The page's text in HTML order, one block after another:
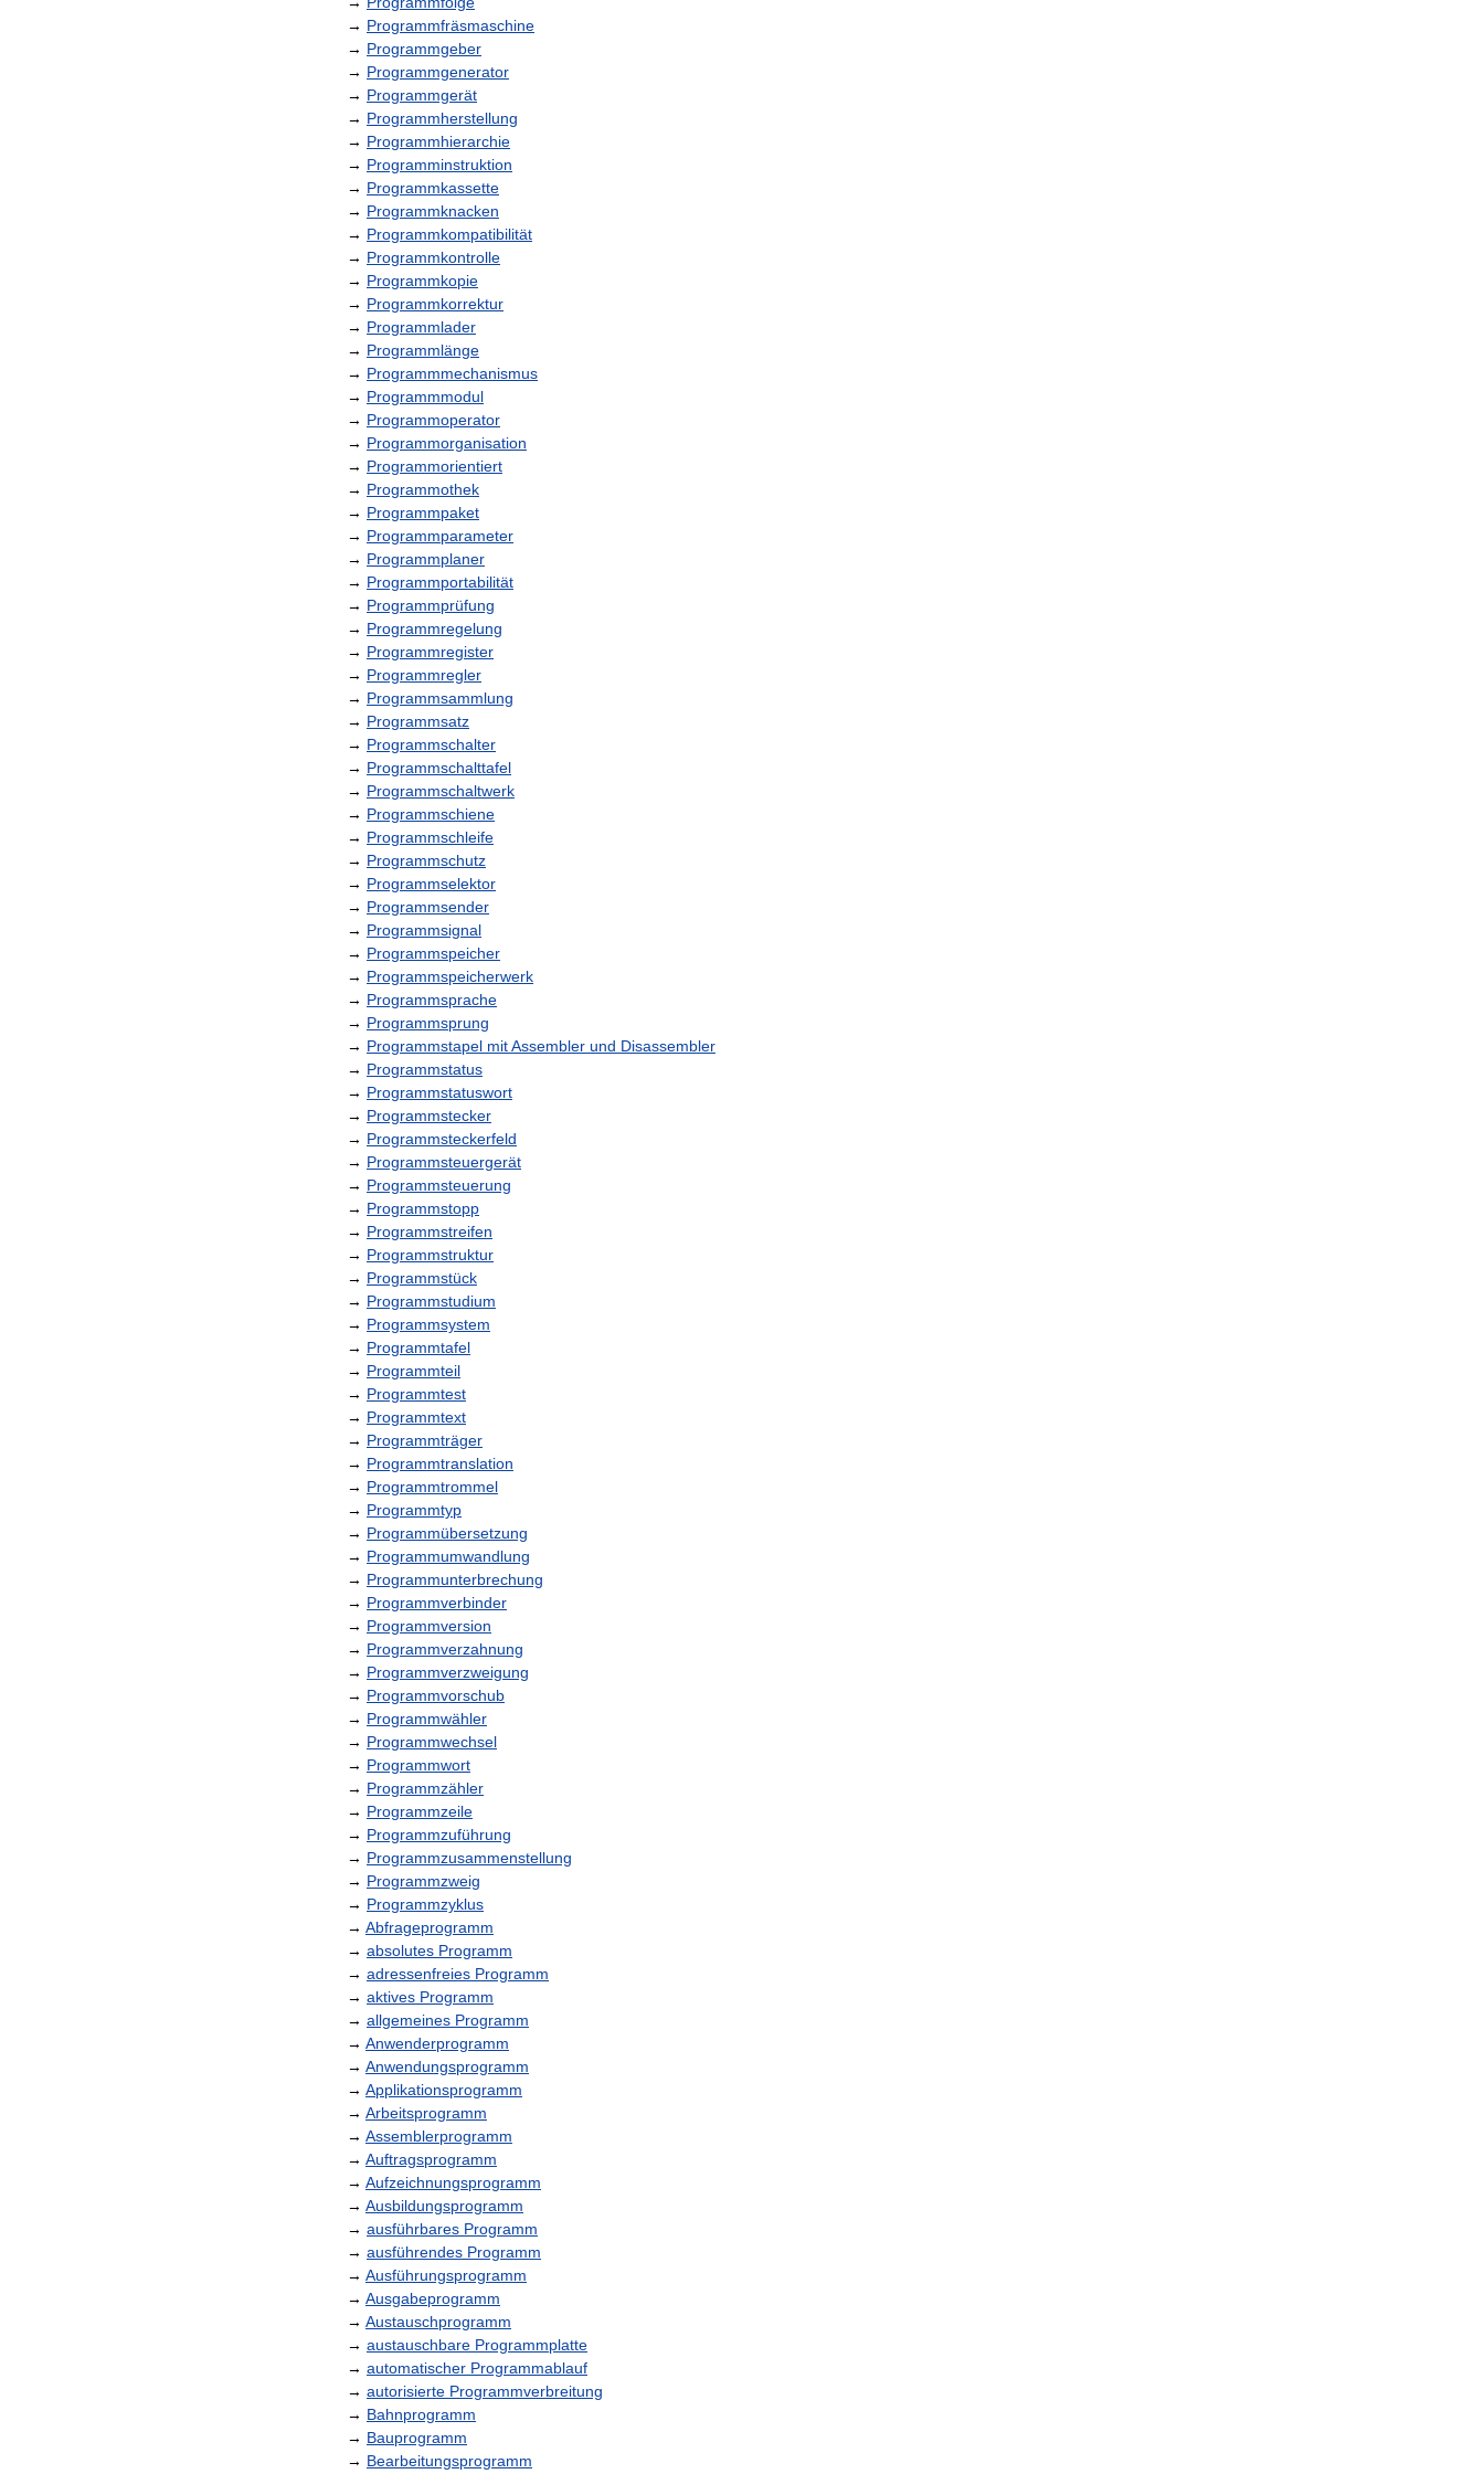
→ Programmfräsmaschine
→ Programmgeber
→ Programmgenerator
→ Programmgerät
→ Programmherstellung
→ Programmhierarchie
→ Programminstruktion
→ Programmkassette
→ Programmknacken
→ Programmkompatibilität
→ Programmkontrolle
→ Programmkopie
→ Programmkorrektur
→ Programmlader
→ Programmlänge
→ Programmmechanismus
→ Programmmodul
→ Programmoperator
→ Programmorganisation
→ Programmorientiert
→ Programmothek
→ Programmpaket
→ Programmparameter
→ Programmplaner
→ Programmportabilität
→ Programmprüfung
→ Programmregelung
→ Programmregister
→ Programmregler
→ Programmsammlung
→ Programmsatz
→ Programmschalter
→ Programmschalttafel
→ Programmschaltwerk
→ Programmschiene
→ Programmschleife
→ Programmschutz
→ Programmselektor
→ Programmsender
→ Programmsignal
→ Programmspeicher
→ Programmspeicherwerk
→ Programmsprache
→ Programmsprung
→ Programmstapel mitAssembler und Disassembler
→ Programmstatus
→ Programmstatuswort
→ Programmstecker
→ Programmsteckerfeld
→ Programmsteuergerät
→ Programmsteuerung
→ Programmstopp
→ Programmstreifen
→ Programmstruktur
→ Programmstück
→ Programmstudium
→ Programmsystem
→ Programmtafel
→ Programmteil
→ Programmtest
→ Programmtext
→ Programmträger
→ Programmtranslation
→ Programmtrommel
→ Programmtyp
→ Programmübersetzung
→ Programmumwandlung
→ Programmunterbrechung
→ Programmverbinder
→ Programmversion
→ Programmverzahnung
→ Programmverzweigung
→ Programmvorschub
→ Programmwähler
→ Programmwechsel
→ Programmwort
→ Programmzähler
→ Programmzeile
→ Programmzuführung
→ Programmzusammenstellung
→ Programmzweig
→ Programmzyklus
→ Abfrageprogramm
→ absolutes Programm
→ adressenfreies Programm
→ aktives Programm
→ allgemeines Programm
→ Anwenderprogramm
→ Anwendungsprogramm
→ Applikationsprogramm
→ Arbeitsprogramm
→ Assemblerprogramm
→ Auftragsprogramm
→ Aufzeichnungsprogramm
→ Ausbildungsprogramm
→ ausführbares Programm
→ ausführendes Programm
→ Ausführungsprogramm
→ Ausgabeprogramm
→ Austauschprogramm
→ austauschbare Programmplatte
→ automatischer Programmablauf
→ autorisierte Programmverbreitung
→ Bahnprogramm
→ Bauprogramm
→ Bearbeitungsprogramm